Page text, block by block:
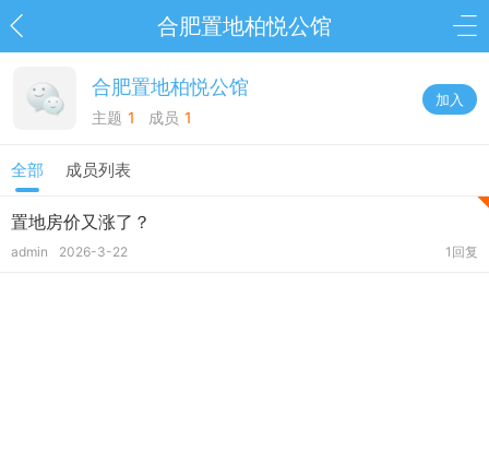
合肥置地柏悦公馆
合肥置地柏悦公馆
主题 1 成员 1
加入
全部 成员列表
置地房价又涨了？
admin 2026-3-22 1回复